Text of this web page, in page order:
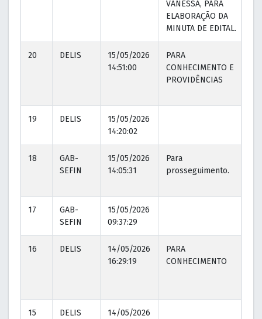
VANESSA, PARA
ELABORAÇÃO DA
MINUTA DE EDITAL.
20 DELIS
15/05/2026
14:51:00
PARA
CONHECIMENTO E
PROVIDÊNCIAS
19 DELIS
15/05/2026
14:20:02
18
GAB-
SEFIN
15/05/2026
14:05:31
Para
prosseguimento.
17
GAB-
SEFIN
15/05/2026
09:37:29
16 DELIS
14/05/2026
16:29:19
PARA
CONHECIMENTO
15 DELIS
14/05/2026